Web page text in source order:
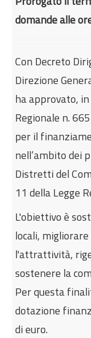
Incentivi e
Glossario
Contatti
Sei qui: Home
Sviluppo
Avviso
per i Distretti
domande alle
Con Decreto
Direzione
ha approvato,
Regionale n.
per il
nell’ambito dei
Distretti del
11 della Legge
L'obiettivo è
locali,
l'attrattività,
sostenere la
Per questa
dotazione
di euro.